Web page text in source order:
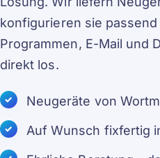
konfigurieren sie
Programmen, E-Mail und
direkt los.
Neugeräte von
Auf Wunsch fixfertig